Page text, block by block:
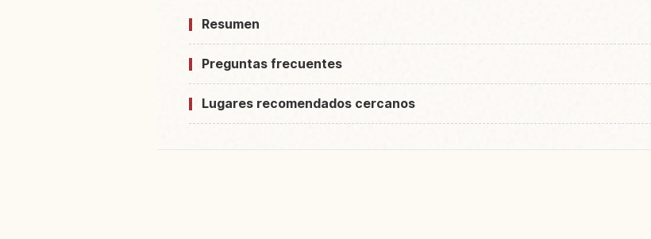
Resumen
Preguntas frecuentes
Lugares recomendados cercanos